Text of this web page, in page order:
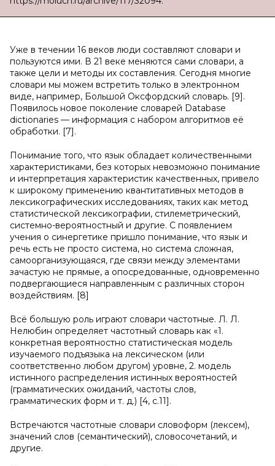
Уже в течении 16 веков люди составляют словари и
пользуются ими. В 21 веке меняются сами словари, а
также цели и методы их составления. Сегодня многие
словари мы можем встретить только в электронном
виде, например, Большой Оксфордский словарь. [9].
Появилось новое поколение словарей Database
dictionaries — информация с набором алгоритмов её
обработки. [7].
Понимание того, что язык обладает количественными
характеристиками, без которых невозможно понимание
и интерпретация характеристик качественных, привело
к широкому применению квантитативных методов в
лексикографических исследованиях, таких как метод
статистической лексикографии, стилеметрический,
системно-вероятностный и другие. С появлением
учения о синергетике пришло понимание, что язык и
речь есть не просто система, но система сложная,
самоорганизующаяся, где связи между элементами
зачастую не прямые, а опосредованные, одновременно
подвергающиеся направленным с различных сторон
воздействиям. [8]
Всё большую роль играют словари частотные. Л. Л.
Нелюбин определяет частотный словарь как «1.
конкретная вероятностно статистическая модель
изучаемого подъязыка на лексическом (или
соответственно любом другом) уровне, 2. модель
истинного распределения истинных вероятностей
(грамматических ожиданий, частоты слов,
грамматических форм и т. д.) [4, с.11].
Встречаются частотные словари словоформ (лексем),
значений слов (семантический), словосочетаний, и
другие.